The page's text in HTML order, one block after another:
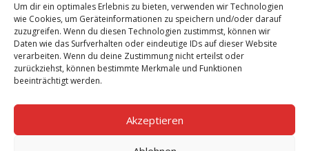
Um dir ein optimales Erlebnis zu bieten, verwenden wir Technologien
wie Cookies, um Geräteinformationen zu speichern und/oder darauf
zuzugreifen. Wenn du diesen Technologien zustimmst, können wir
Daten wie das Surfverhalten oder eindeutige IDs auf dieser Website
verarbeiten. Wenn du deine Zustimmung nicht erteilst oder
zurückziehst, können bestimmte Merkmale und Funktionen
beeinträchtigt werden.
Akzeptieren
Bleiben Sie auf dem Laufenden über unsere sich ständig
weiterentwickelnden Produkteigenschaften und Technologien.
Geben Sie Ihre E-Mail-Adresse ein und abonnieren Sie unseren
Newsletter.